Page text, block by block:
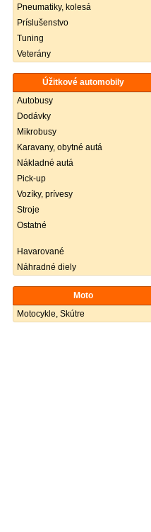
Pneumatiky, kolesá
Príslušenstvo
Tuning
Veterány
Úžitkové automobily
Autobusy
Dodávky
Mikrobusy
Karavany, obytné autá
Nákladné autá
Pick-up
Vozíky, prívesy
Stroje
Ostatné
Havarované
Náhradné diely
Moto
Motocykle, Skútre